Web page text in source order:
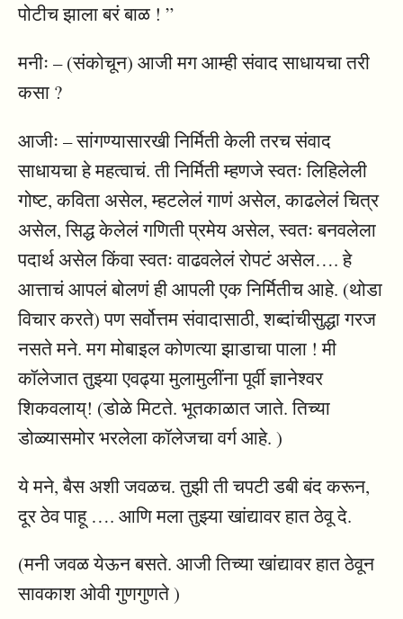
पोटीच झाला बरं बाळ ! ”
मनीः – (संकोचून) आजी मग आम्ही संवाद साधायचा तरी
कसा ?
आजीः – सांगण्यासारखी निर्मिती केली तरच संवाद
साधायचा हे महत्वाचं. ती निर्मिती म्हणजे स्वतः लिहिलेली
गोष्ट, कविता असेल, म्हटलेलं गाणं असेल, काढलेलं चित्र
असेल, सिद्ध केलेलं गणिती प्रमेय असेल, स्वतः बनवलेला
पदार्थ असेल किंवा स्वतः वाढवलेलं रोपटं असेल…. हे
आत्ताचं आपलं बोलणं ही आपली एक निर्मितीच आहे. (थोडा
विचार करते) पण सर्वोत्तम संवादासाठी, शब्दांचीसुद्धा गरज
नसते मने. मग मोबाइल कोणत्या झाडाचा पाला ! मी
कॉलेजात तुझ्या एवढ्या मुलामुलींना पूर्वी ज्ञानेश्वर
शिकवलाय्! (डोळे मिटते. भूतकाळात जाते. तिच्या
डोळ्यासमोर भरलेला कॉलेजचा वर्ग आहे. )
ये मने, बैस अशी जवळच. तुझी ती चपटी डबी बंद करून,
दूर ठेव पाहू …. आणि मला तुझ्या खांद्यावर हात ठेवू दे.
(मनी जवळ येऊन बसते. आजी तिच्या खांद्यावर हात ठेवून
सावकाश ओवी गुणगुणते )